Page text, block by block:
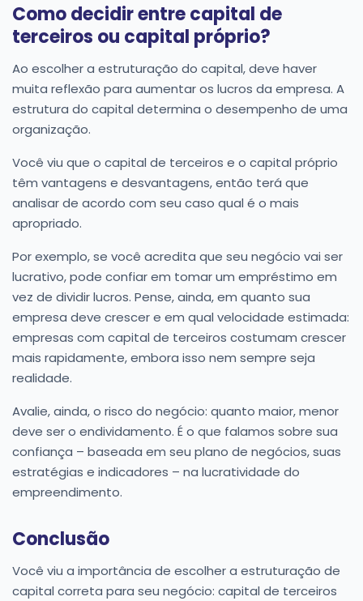
Como decidir entre capital de
terceiros ou capital próprio?
Ao escolher a estruturação do capital, deve haver
muita reflexão para aumentar os lucros da empresa. A
estrutura do capital determina o desempenho de uma
organização.
Você viu que o capital de terceiros e o capital próprio
têm vantagens e desvantagens, então terá que
analisar de acordo com seu caso qual é o mais
apropriado.
Por exemplo, se você acredita que seu negócio vai ser
lucrativo, pode confiar em tomar um empréstimo em
vez de dividir lucros. Pense, ainda, em quanto sua
empresa deve crescer e em qual velocidade estimada:
empresas com capital de terceiros costumam crescer
mais rapidamente, embora isso nem sempre seja
realidade.
Avalie, ainda, o risco do negócio: quanto maior, menor
deve ser o endividamento. É o que falamos sobre sua
confiança – baseada em seu plano de negócios, suas
estratégias e indicadores – na lucratividade do
empreendimento.
Conclusão
Você viu a importância de escolher a estruturação de
capital correta para seu negócio: capital de terceiros